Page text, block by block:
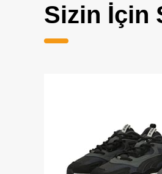
Sizin İçin